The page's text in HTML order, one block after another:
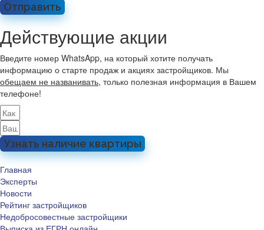
Отправить
Действующие акции
Введите номер WhatsApp, на который хотите получать
информацию о старте продаж и акциях застройщиков. Мы
обещаем не названивать, только полезная информация в Вашем
телефоне!
Узнать наличие квартиры
Главная
Эксперты
Новости
Рейтинг застройщиков
Недобросовестные застройщики